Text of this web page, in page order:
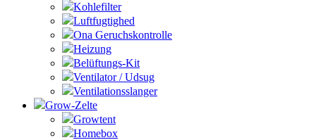
Kohlefilter
Luftfugtighed
Ona Geruchskontrolle
Heizung
Belüftungs-Kit
Ventilator / Udsug
Ventilationsslanger
Grow-Zelte
Growtent
Homebox